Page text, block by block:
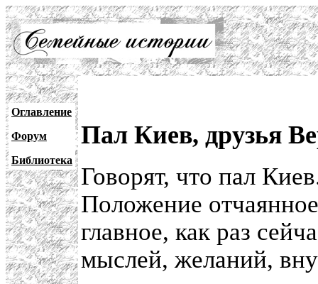
Оглавление
Форум
Библиотека
Пал Киев, друзья
Говорят, что пал
Положение
главное, как раз
мыслей, желаний,